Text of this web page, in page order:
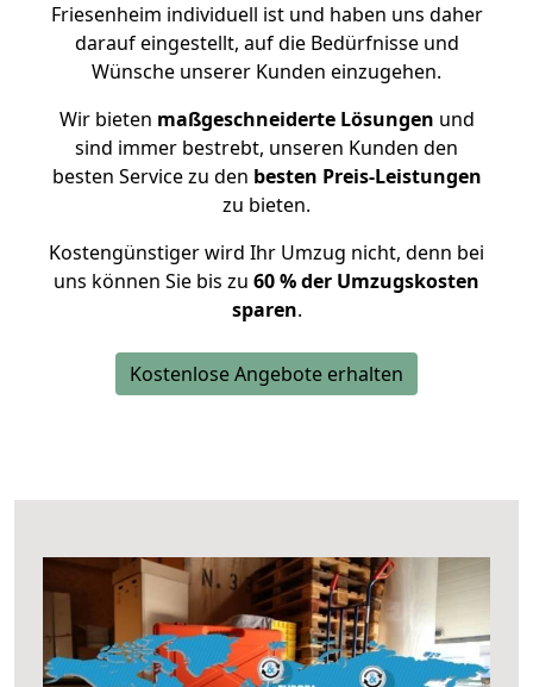
Friesenheim individuell ist und haben uns daher
darauf eingestellt, auf die Bedürfnisse und
Wünsche unserer Kunden einzugehen.
Wir bieten maßgeschneiderte Lösungen und
sind immer bestrebt, unseren Kunden den
besten Service zu den besten Preis-Leistungen
zu bieten.
Kostengünstiger wird Ihr Umzug nicht, denn bei
uns können Sie bis zu 60 % der Umzugskosten
sparen.
Kostenlose Angebote erhalten